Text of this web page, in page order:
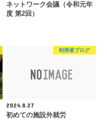
ネットワーク会議（令和元年
度 第2回）
利用者ブログ
2024.8.27
初めての施設外就労